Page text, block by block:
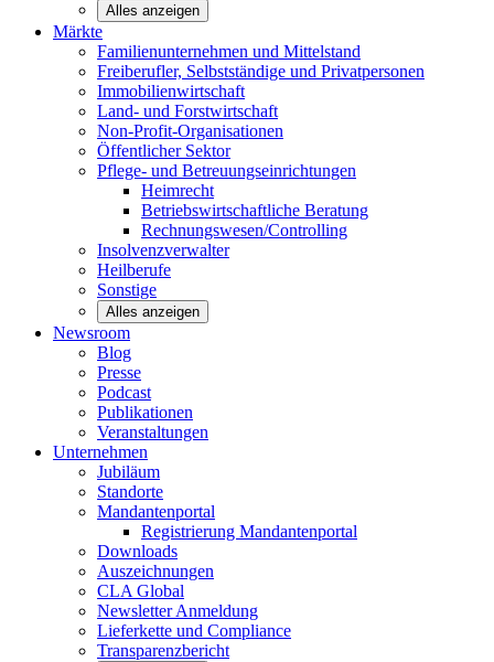
Alles anzeigen
Märkte
Familienunternehmen und Mittelstand
Freiberufler, Selbstständige und Privatpersonen
Immobilienwirtschaft
Land- und Forstwirtschaft
Non-Profit-Organisationen
Öffentlicher Sektor
Pflege- und Betreuungseinrichtungen
Heimrecht
Betriebswirtschaftliche Beratung
Rechnungswesen/Controlling
Insolvenzverwalter
Heilberufe
Sonstige
Alles anzeigen
Newsroom
Blog
Presse
Podcast
Publikationen
Veranstaltungen
Unternehmen
Jubiläum
Standorte
Mandantenportal
Registrierung Mandantenportal
Downloads
Auszeichnungen
CLAGlobal
NewsletterAnmeldung
Lieferkette und Compliance
Transparenzbericht